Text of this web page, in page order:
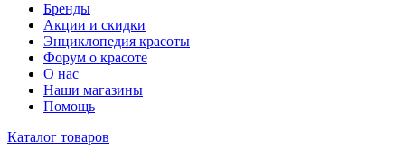
Бренды
Акции и скидки
Энциклопедия красоты
Форум о красоте
О нас
Наши магазины
Помощь
Каталог товаров